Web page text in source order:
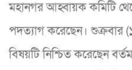
মহানগর আহ্বায়ক কমিটি
পদত্যাগ করেছেন। শুক্রবার
বিষয়টি নিশ্চিত করেছেন